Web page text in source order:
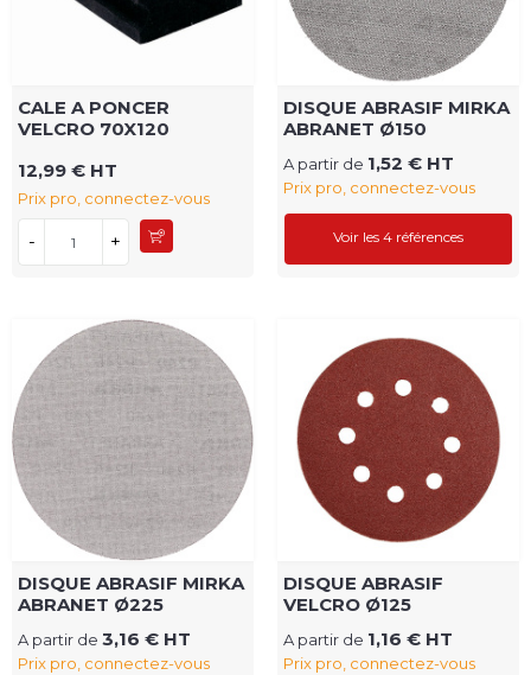
CALE A PONCER
VELCRO 70X120
12,99 € HT
Prix pro, connectez-vous
- +
DISQUE ABRASIF MIRKA
ABRANET Ø150
A partir de 1,52 € HT
Prix pro, connectez-vous
Voir les 4 références
DISQUE ABRASIF MIRKA
ABRANET Ø225
A partir de 3,16 € HT
Prix pro, connectez-vous
DISQUE ABRASIF
VELCRO Ø125
A partir de 1,16 € HT
Prix pro, connectez-vous